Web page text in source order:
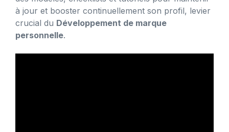
à jour et booster continuellement son profil, levier
crucial du Développement de marque
personnelle.